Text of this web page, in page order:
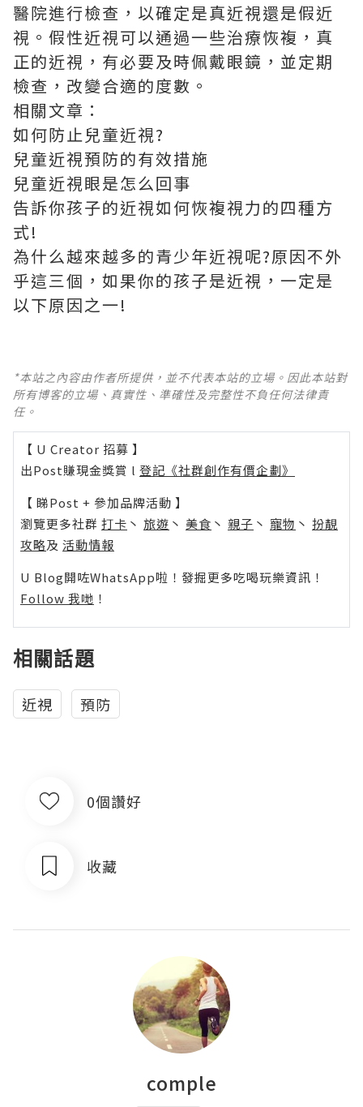
醫院進行檢查，以確定是真近視還是假近
視。假性近視可以通過一些治療恢複，真
正的近視，有必要及時佩戴眼鏡，並定期
檢查，改變合適的度數。
相關文章：
如何防止兒童近視?
兒童近視預防的有效措施
兒童近視眼是怎么回事
告訴你孩子的近視如何恢複視力的四種方
式!
為什么越來越多的青少年近視呢?原因不外
乎這三個，如果你的孩子是近視，一定是
以下原因之一!
*本站之內容由作者所提供，並不代表本站的立場。因此本站對
所有博客的立場、真實性、準確性及完整性不負任何法律責
任。
【 U Creator 招募 】
出Post賺現金獎賞 l 登記《社群創作有價企劃》
【 睇Post + 參加品牌活動 】
瀏覽更多社群 打卡 丶 旅遊 丶 美食 丶 親子 丶 寵物 丶 扮靚
攻略及 活動情報
U Blog開咗WhatsApp啦！發掘更多吃喝玩樂資訊！
Follow 我哋 ！
相關話題
近視 預防
0個讚好
收藏
comple